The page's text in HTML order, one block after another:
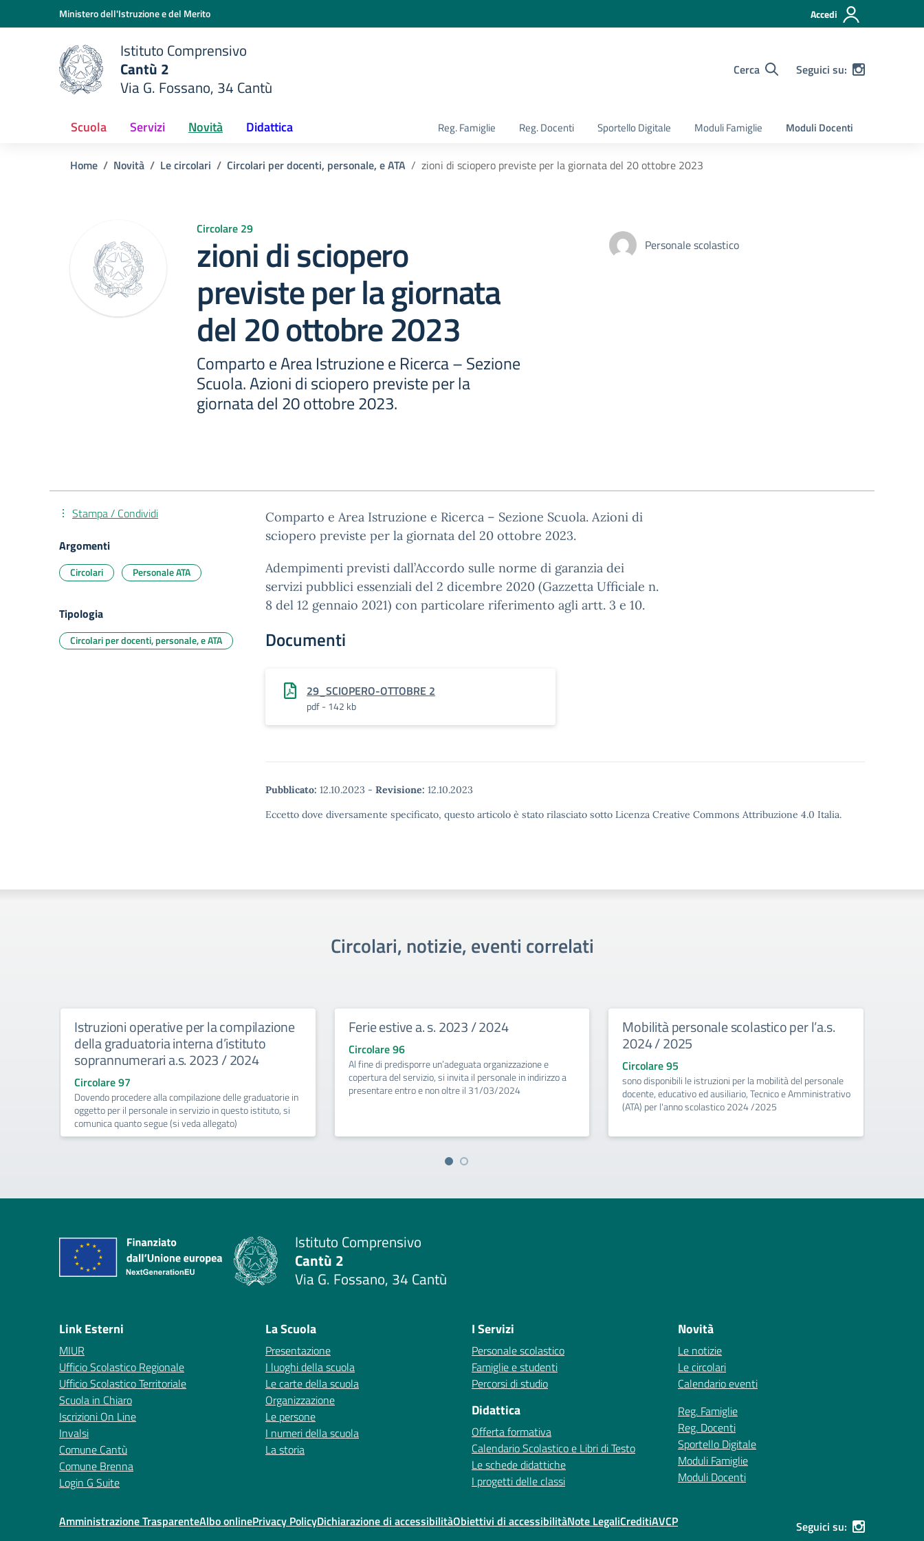
Vai ai contenuti
Vai al menu di navigazioneMinistero dell'Istruzione e del Merito Accedi
scuola
Istituto Comprensivo
Cantù 2
Via G. Fossano, 34 Cantù
Cerca Seguici su:
Scuola Servizi Novità Didattica Reg. Famiglie Reg. Docenti Sportello Digitale Moduli Famiglie Moduli Docenti
Home Novità Le circolari Circolari per docenti, personale, e ATA zioni di sciopero previste per la giornata del 20 ottobre 2023
Circolare 29
zioni di sciopero
previste per la giornata
del 20 ottobre 2023
Comparto e Area Istruzione e Ricerca – Sezione
Scuola. Azioni di sciopero previste per la
giornata del 20 ottobre 2023.
Personale scolastico
Comparto e Area Istruzione e Ricerca – Sezione Scuola. Azioni di
sciopero previste per la giornata del 20 ottobre 2023.
Adempimenti previsti dall’Accordo sulle norme di garanzia dei
servizi pubblici essenziali del 2 dicembre 2020 (Gazzetta Ufficiale n.
8 del 12 gennaio 2021) con particolare riferimento agli artt. 3 e 10.
Documenti
29_SCIOPERO-OTTOBRE 2
pdf - 142 kb
Pubblicato: 12.10.2023 - Revisione: 12.10.2023
Eccetto dove diversamente specificato, questo articolo è stato rilasciato sotto Licenza Creative Commons Attribuzione 4.0 Italia.
Stampa / Condividi
Argomenti
Circolari Personale ATA
Tipologia
Circolari per docenti, personale, e ATA
Circolari, notizie, eventi correlati
Istruzioni operative per la compilazione
della graduatoria interna d’istituto
soprannumerari a.s. 2023 / 2024
Circolare 97
Dovendo procedere alla compilazione delle graduatorie in
oggetto per il personale in servizio in questo istituto, si
comunica quanto segue (si veda allegato)
Ferie estive a. s. 2023 / 2024
Circolare 96
Al fine di predisporre un’adeguata organizzazione e
copertura del servizio, si invita il personale in indirizzo a
presentare entro e non oltre il 31/03/2024
Mobilità personale scolastico per l’a.s.
2024 / 2025
Circolare 95
sono disponibili le istruzioni per la mobilità del personale
docente, educativo ed ausiliario, Tecnico e Amministrativo
(ATA) per l'anno scolastico 2024 /2025
Istituto Comprensivo
Cantù 2
Via G. Fossano, 34 Cantù
Link Esterni
MIUR
Ufficio Scolastico Regionale
Ufficio Scolastico Territoriale
Scuola in Chiaro
Iscrizioni On Line
Invalsi
Comune Cantù
Comune Brenna
Login G Suite
La Scuola
Presentazione
I luoghi della scuola
Le carte della scuola
Organizzazione
Le persone
I numeri della scuola
La storia
I Servizi
Personale scolastico
Famiglie e studenti
Percorsi di studio
Didattica
Offerta formativa
Calendario Scolastico e Libri di Testo
Le schede didattiche
I progetti delle classi
Novità
Le notizie
Le circolari
Calendario eventi
Reg. Famiglie
Reg. Docenti
Sportello Digitale
Moduli Famiglie
Moduli Docenti
Amministrazione TrasparenteAlbo onlinePrivacy PolicyDichiarazione di accessibilitàObiettivi di accessibilitàNote LegaliCreditiAVCP Seguici su: